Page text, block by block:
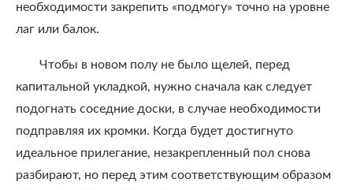
необходимости закрепить «подмогу» точно на уровне
лаг или балок.
Чтобы в новом полу не было щелей, перед
капитальной укладкой, нужно сначала как следует
подогнать соседние доски, в случае необходимости
подправляя их кромки. Когда будет достигнуто
идеальное прилегание, незакрепленный пол снова
разбирают, но перед этим соответствующим образом